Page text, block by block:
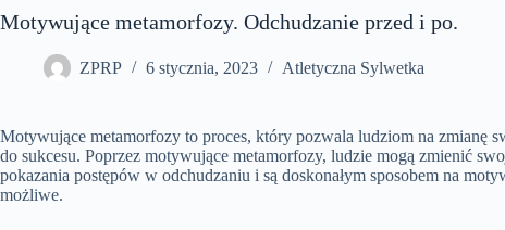
Motywujące metamorfozy. Odchudzanie przed i po.
ZPRP 6 stycznia, 2023 Atletyczna Sylwetka
Motywujące metamorfozy to proces, który pozwala ludziom na zmianę
do sukcesu. Poprzez motywujące metamorfozy, ludzie mogą zmienić
pokazania postępów w odchudzaniu i są doskonałym sposobem na
możliwe.